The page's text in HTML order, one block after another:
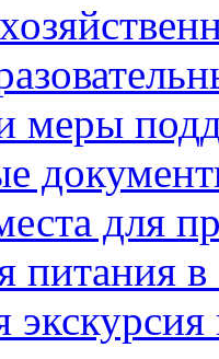
меры
для
питания в